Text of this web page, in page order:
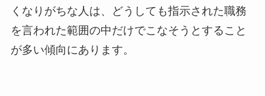
くなりがちな人は、どうしても指示された職務
を言われた範囲の中だけでこなそうとすること
が多い傾向にあります。